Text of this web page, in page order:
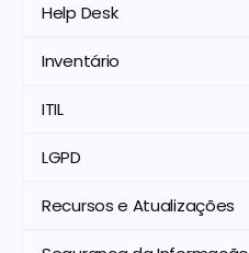
Help Desk
Inventário
ITIL
LGPD
Recursos e Atualizações